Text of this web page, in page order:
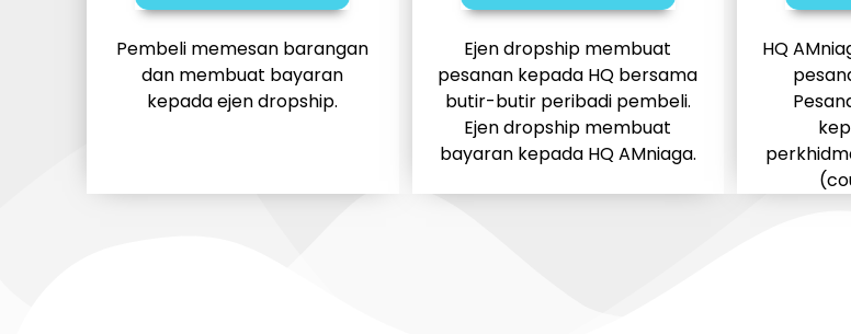
Pembeli memesan barangan
dan membuat bayaran
kepada ejen dropship.
Ejen dropship membuat
pesanan kepada HQ bersama
butir-butir peribadi pembeli.
Ejen dropship membuat
bayaran kepada HQ AMniaga.
HQ